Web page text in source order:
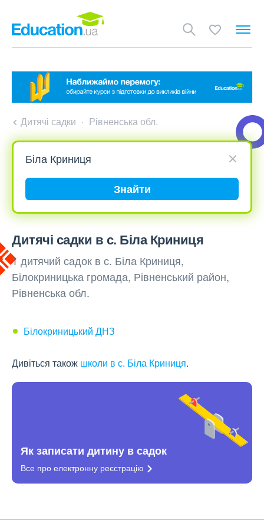
Дитячі садки Рівненська обл.
Знайти
Дитячі садки в с. Біла Криниця
1 дитячий садок в с. Біла Криниця,
Білокриницька громада, Рівненський район,
Рівненська обл.
Білокриницький ДНЗ
Дивіться також школи в с. Біла Криниця.
Як записати дитину в садок
Все про електронну реєстрацію